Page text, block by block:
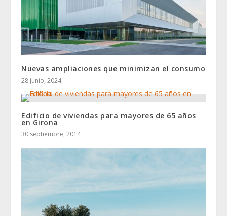
Nuevas ampliaciones que minimizan el consumo
28 junio, 2024
Edificio de viviendas para mayores de 65 años
en Girona
30 septiembre, 2014